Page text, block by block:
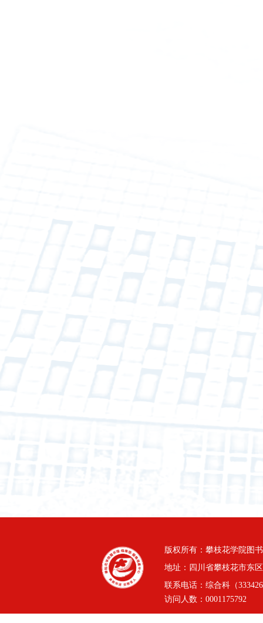
版权所有：攀枝花学院图
地址：四川省攀枝花市东
联系电话：综合科（
访问人数： 0001175792